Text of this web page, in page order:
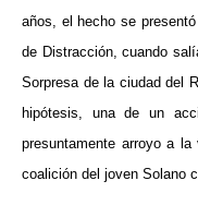
años, el hecho se
de Distracción, cuando
Sorpresa de la ciudad del
hipótesis, una de un
presuntamente arroyo a
coalición del joven Solano